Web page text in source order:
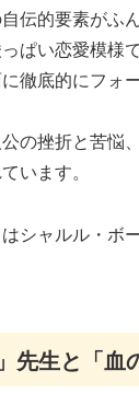
伝的要素がふ
ぱい恋愛模様
徹底的にフォ
の挫折と苦悩
います。
シャルル・ボ
先生と「血